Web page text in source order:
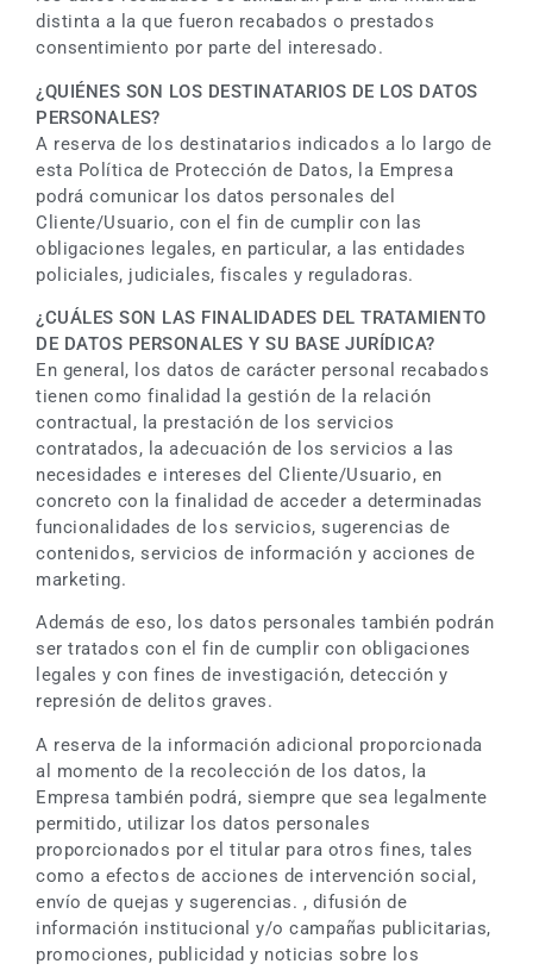
distinta a la que fueron recabados o prestados
consentimiento por parte del interesado.
¿QUIÉNES SON LOS DESTINATARIOS DE LOS DATOS
PERSONALES?
A reserva de los destinatarios indicados a lo largo de
esta Política de Protección de Datos, la Empresa
podrá comunicar los datos personales del
Cliente/Usuario, con el fin de cumplir con las
obligaciones legales, en particular, a las entidades
policiales, judiciales, fiscales y reguladoras.
¿CUÁLES SON LAS FINALIDADES DEL TRATAMIENTO
DE DATOS PERSONALES Y SU BASE JURÍDICA?
En general, los datos de carácter personal recabados
tienen como finalidad la gestión de la relación
contractual, la prestación de los servicios
contratados, la adecuación de los servicios a las
necesidades e intereses del Cliente/Usuario, en
concreto con la finalidad de acceder a determinadas
funcionalidades de los servicios, sugerencias de
contenidos, servicios de información y acciones de
marketing.
Además de eso, los datos personales también podrán
ser tratados con el fin de cumplir con obligaciones
legales y con fines de investigación, detección y
represión de delitos graves.
A reserva de la información adicional proporcionada
al momento de la recolección de los datos, la
Empresa también podrá, siempre que sea legalmente
permitido, utilizar los datos personales
proporcionados por el titular para otros fines, tales
como a efectos de acciones de intervención social,
envío de quejas y sugerencias. , difusión de
información institucional y/o campañas publicitarias,
promociones, publicidad y noticias sobre los